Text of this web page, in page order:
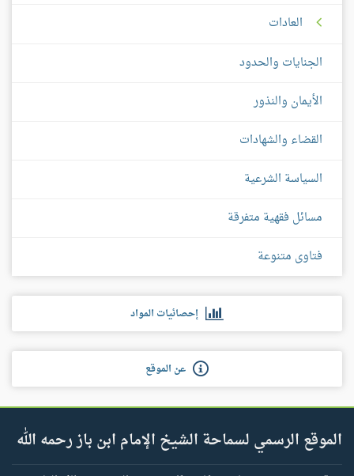
العادات
الجنايات والحدود
الأيمان والنذور
القضاء والشهادات
السياسة الشرعية
مسائل فقهية متفرقة
فتاوى متنوعة
إحصائيات المواد
عن الموقع
الموقع الرسمي لسماحة الشيخ الإمام ابن باز رحمه الله